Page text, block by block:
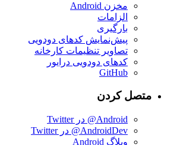
مخزن Android
الزامات
بارگیری
پیش‌نمایش کدهای دودویی
تصاویر تنظیمات کارخانه
کدهای دودویی درایور
GitHub
متصل کردن
Android@ در Twitter
AndroidDev@ در Twitter
وبلاگ Android